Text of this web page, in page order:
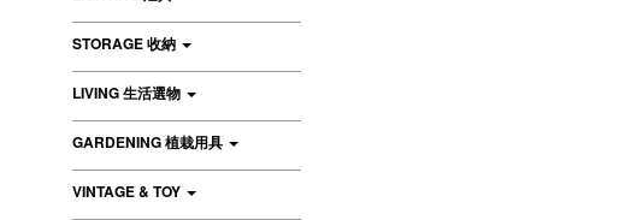
STORAGE 收納
LIVING 生活選物
GARDENING 植栽用具
VINTAGE & TOY